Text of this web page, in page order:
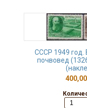
СССР 1949 год.
почвовед